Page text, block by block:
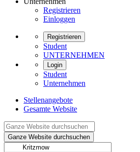
Registrieren
Einloggen
Registrieren
Student
UNTERNEHMEN
Login
Student
Unternehmen
Stellenangebote
Gesamte Website